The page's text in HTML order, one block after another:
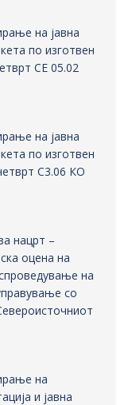
на јавна
по изготвен
СЕ 05.02
на јавна
по изготвен
С3.06 КО
нацрт –
оцена на
на
со
на
и јавна